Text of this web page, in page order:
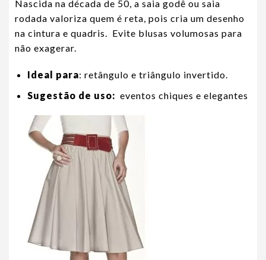
Nascida na década de 50, a saia godê ou saia
rodada valoriza quem é reta, pois cria um desenho
na cintura e quadris. Evite blusas volumosas para
não exagerar.
Ideal para: retângulo e triângulo invertido.
Sugestão de uso: eventos chiques e elegantes